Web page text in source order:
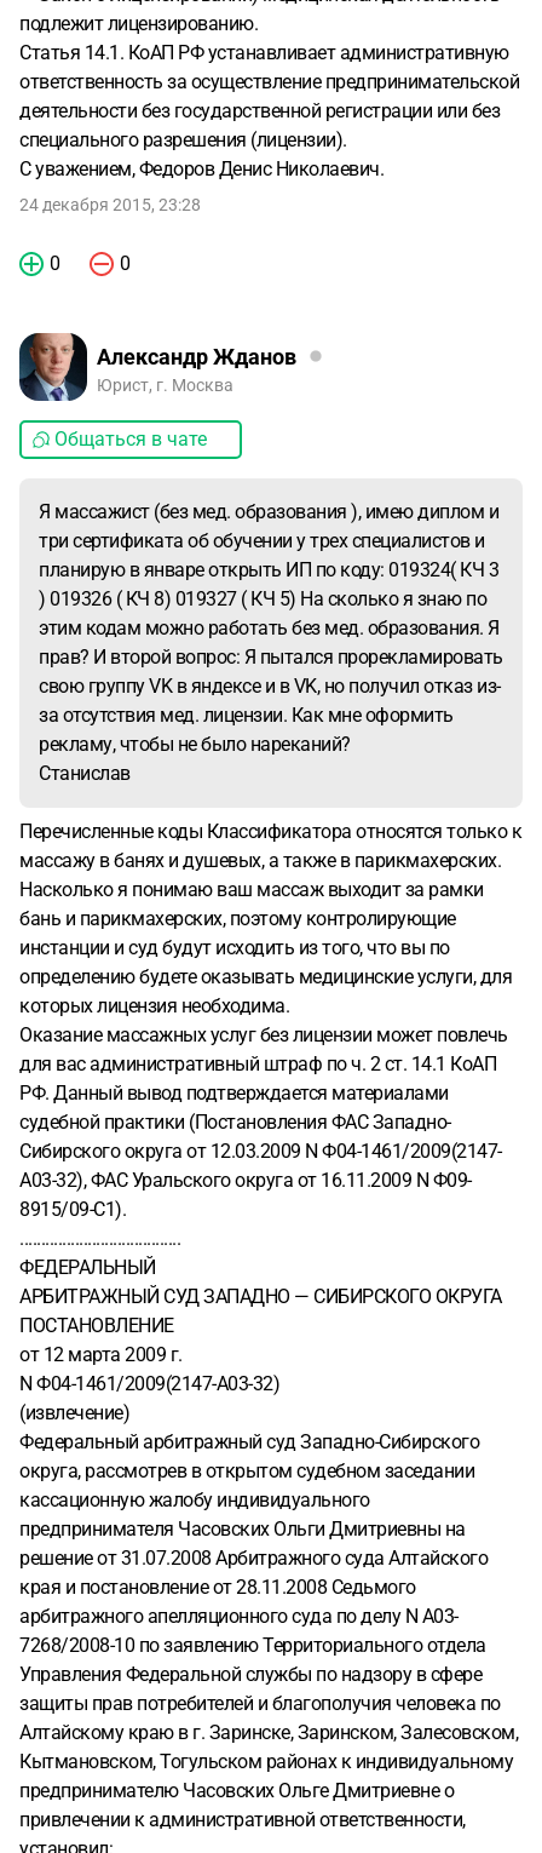
подлежит лицензированию.
Статья 14.1. КоАП РФ устанавливает административную
ответственность за осуществление предпринимательской
деятельности без государственной регистрации или без
специального разрешения (лицензии).
С уважением, Федоров Денис Николаевич.
24 декабря 2015, 23:28
0 0
Александр Жданов
Юрист, г. Москва
Общаться в чате
Я массажист (без мед. образования ), имею диплом и
три сертификата об обучении у трех специалистов и
планирую в январе открыть ИП по коду: 019324( КЧ 3
) 019326 ( КЧ 8) 019327 ( КЧ 5) На сколько я знаю по
этим кодам можно работать без мед. образования. Я
прав? И второй вопрос: Я пытался прорекламировать
свою группу VK в яндексе и в VK, но получил отказ из-
за отсутствия мед. лицензии. Как мне оформить
рекламу, чтобы не было нареканий?
Станислав
Перечисленные коды Классификатора относятся только к
массажу в банях и душевых, а также в парикмахерских.
Насколько я понимаю ваш массаж выходит за рамки
бань и парикмахерских, поэтому контролирующие
инстанции и суд будут исходить из того, что вы по
определению будете оказывать медицинские услуги, для
которых лицензия необходима.
Оказание массажных услуг без лицензии может повлечь
для вас административный штраф по ч. 2 ст. 14.1 КоАП
РФ. Данный вывод подтверждается материалами
судебной практики (Постановления ФАС Западно-
Сибирского округа от 12.03.2009 N Ф04-1461/2009(2147-
А03-32), ФАС Уральского округа от 16.11.2009 N Ф09-
8915/09-С1).
......................................
ФЕДЕРАЛЬНЫЙ
АРБИТРАЖНЫЙ СУД ЗАПАДНО — СИБИРСКОГО ОКРУГА
ПОСТАНОВЛЕНИЕ
от 12 марта 2009 г.
N Ф04-1461/2009(2147-А03-32)
(извлечение)
Федеральный арбитражный суд Западно-Сибирского
округа, рассмотрев в открытом судебном заседании
кассационную жалобу индивидуального
предпринимателя Часовских Ольги Дмитриевны на
решение от 31.07.2008 Арбитражного суда Алтайского
края и постановление от 28.11.2008 Седьмого
арбитражного апелляционного суда по делу N А03-
7268/2008-10 по заявлению Территориального отдела
Управления Федеральной службы по надзору в сфере
защиты прав потребителей и благополучия человека по
Алтайскому краю в г. Заринске, Заринском, Залесовском,
Кытмановском, Тогульском районах к индивидуальному
предпринимателю Часовских Ольге Дмитриевне о
привлечении к административной ответственности,